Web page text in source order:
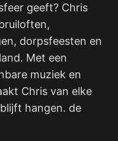
geeft? Chris
dorpsfeesten en
Met een
muziek en
Chris van elke
hangen. de